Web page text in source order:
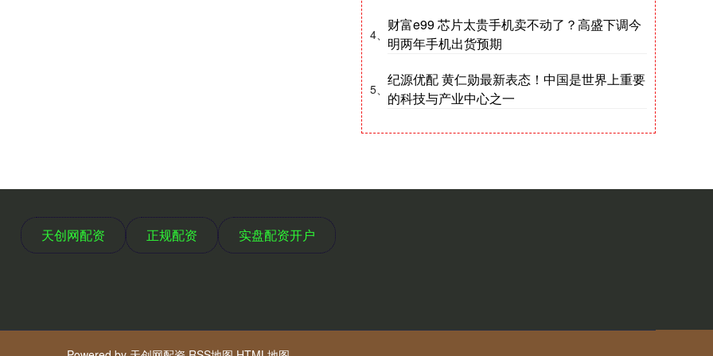
4、
财富e99 芯片太贵手机卖不动了？高盛下调今
明两年手机出货预期
5、
纪源优配 黄仁勋最新表态！中国是世界上重要
的科技与产业中心之一
天创网配资 正规配资 实盘配资开户